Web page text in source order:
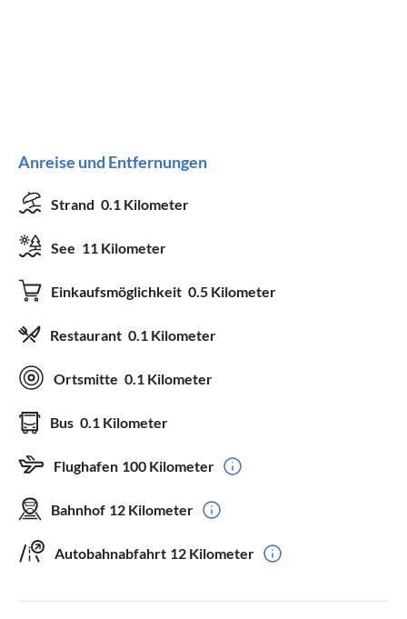
Anreise und Entfernungen
Strand 0.1 Kilometer
See 11 Kilometer
Einkaufsmöglichkeit 0.5 Kilometer
Restaurant 0.1 Kilometer
Ortsmitte 0.1 Kilometer
Bus 0.1 Kilometer
Flughafen 100 Kilometer
Bahnhof 12 Kilometer
Autobahnabfahrt 12 Kilometer